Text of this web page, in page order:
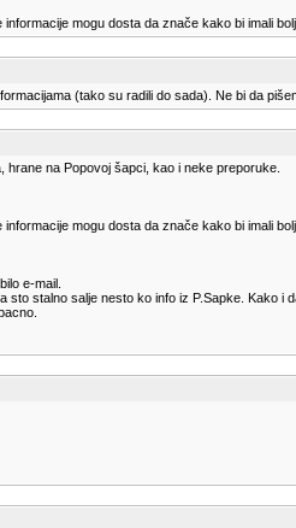
mogu dosta da znače kako bi imali
(tako su radili do sada). Ne bi da
na Popovoj šapci, kao i neke preporuke.
mogu dosta da znače kako bi imali
e-mail.
stalno salje nesto ko info iz P.Sapke. Kako i